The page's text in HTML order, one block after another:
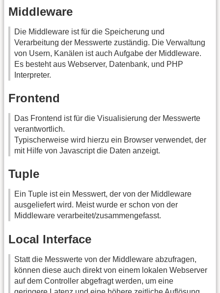
Middleware
Die Middleware ist für die Speicherung und
Verarbeitung der Messwerte zuständig. Die Verwaltung
von Usern, Kanälen ist auch Aufgabe der Middleware.
Es besteht aus Webserver, Datenbank, und PHP
Interpreter.
Frontend
Das Frontend ist für die Visualisierung der Messwerte
verantwortlich.
Typischerweise wird hierzu ein Browser verwendet, der
mit Hilfe von Javascript die Daten anzeigt.
Tuple
Ein Tuple ist ein Messwert, der von der Middleware
ausgeliefert wird. Meist wurde er schon von der
Middleware verarbeitet/zusammengefasst.
Local Interface
Statt die Messwerte von der Middleware abzufragen,
können diese auch direkt von einem lokalen Webserver
auf dem Controller abgefragt werden, um eine